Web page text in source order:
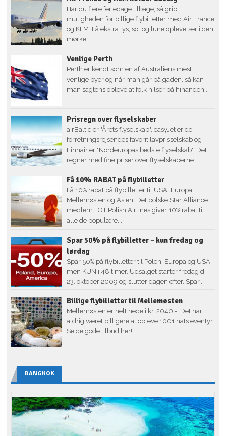
Har du flere feriedage tilbage, så grib
muligheden for billige flybilletter med Air France
og KLM. Få ekstra lys, sol og lune oplevelser i den
mørke...
Venlige Perth
Perth er kendt som en af Australiens mest
venlige byer og når man går på gaden, så kan
man sagtens opleve at folk hilser på hinanden...
Prisregn over flyselskaber
airBaltic er "Årets flyselskab", easyJet er de
forretningsrejsendes favorit lavprisselskab og
Finnair er "Nordeuropas bedste flyselskab". Det
regner med fine priser over flyselskaberne.
Få 10% RABAT på flybilletter
Få 10% rabat på flybilletter til USA, Europa,
Mellemøsten og Asien. Det polske Star Alliance
medlem LOT Polish Airlines giver 10% rabat til
alle de populære...
Spar 50% på flybilletter – kun fredag og
lørdag
Spar 50% på flybilletter til Polen, Europa og USA,
men KUN i 48 timer. Udsalget starter fredag d.
23. oktober 2009 og slutter dagen efter. Spar...
Billige flybilletter til Mellemøsten
Mellemøsten er helt nede i kr. 2040,-. Det har
aldrig været billigere at opleve 1001 nats eventyr.
Se de gode tilbud her!
BANGKOK